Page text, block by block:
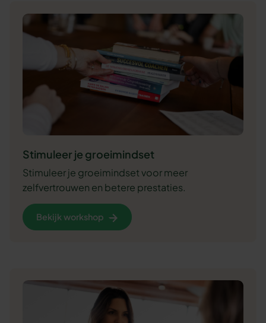
Stimuleer je groeimindset
Stimuleer je groeimindset voor meer
zelfvertrouwen en betere prestaties.
Bekijk workshop